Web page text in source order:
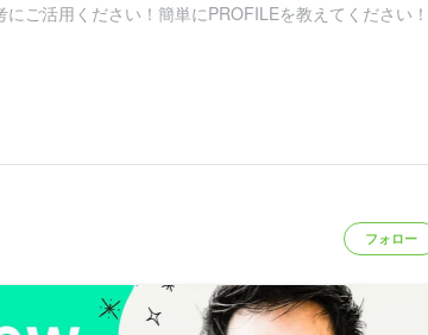
ご活用ください！簡単にPROFILEを教えてください！
フォロー